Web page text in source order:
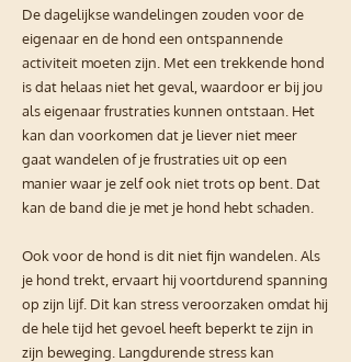
De dagelijkse wandelingen zouden voor de
eigenaar en de hond een ontspannende
activiteit moeten zijn. Met een trekkende hond
is dat helaas niet het geval, waardoor er bij jou
als eigenaar frustraties kunnen ontstaan. Het
kan dan voorkomen dat je liever niet meer
gaat wandelen of je frustraties uit op een
manier waar je zelf ook niet trots op bent. Dat
kan de band die je met je hond hebt schaden.
Ook voor de hond is dit niet fijn wandelen. Als
je hond trekt, ervaart hij voortdurend spanning
op zijn lijf. Dit kan stress veroorzaken omdat hij
de hele tijd het gevoel heeft beperkt te zijn in
zijn beweging. Langdurende stress kan